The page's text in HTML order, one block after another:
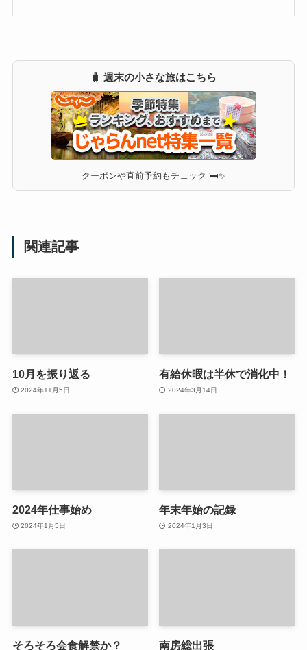
🧳 週末の小さな旅はこちら
クーポンや直前予約もチェック 🛏✨
関連記事
10月を振り返る
2024年11月5日
有給休暇は半休で消化中！
2024年3月14日
2024年仕事始め
2024年1月5日
年末年始の記録
2024年1月3日
そろそろ会食解禁か？ 南房総出張